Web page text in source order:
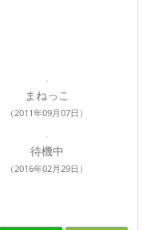
まねっこ
（2011年09月07日）
待機中
（2016年02月29日）